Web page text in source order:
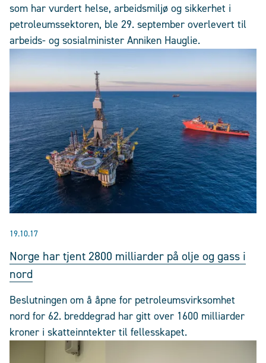
som har vurdert helse, arbeidsmiljø og sikkerhet i
petroleumssektoren, ble 29. september overlevert til
arbeids- og sosialminister Anniken Hauglie.
19.10.17
Norge har tjent 2800 milliarder på olje og gass i
nord
Beslutningen om å åpne for petroleumsvirksomhet
nord for 62. breddegrad har gitt over 1600 milliarder
kroner i skatteinntekter til fellesskapet.